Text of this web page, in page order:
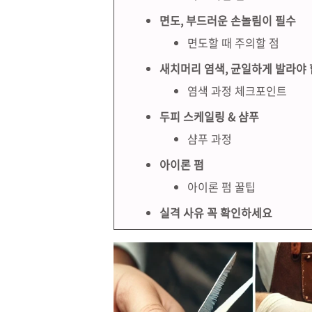
면도, 부드러운 손놀림이 필수
면도할 때 주의할 점
새치머리 염색, 균일하게 발라야
염색 과정 체크포인트
두피 스케일링 & 샴푸
샴푸 과정
아이론 펌
아이론 펌 꿀팁
실격 사유 꼭 확인하세요